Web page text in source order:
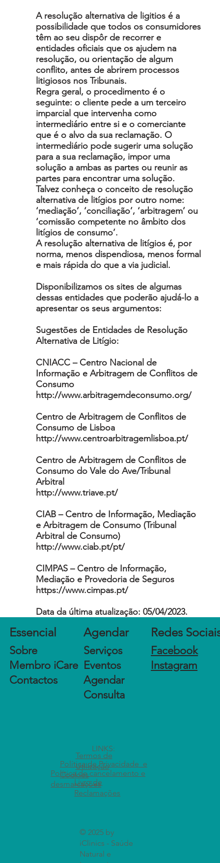
A resolução alternativa de ligitios é a
possibilidade que todos os consumidores
têm ao seu dispôr de recorrer e
entidades oficiais que os ajudem na
resolução, ou orientação de algum
conflito, antes de abrirem processos
litigiosos nos Tribunais.
Regra geral, o procedimento é o
seguinte: o cliente pede a um terceiro
imparcial que intervenha como
intermediário entre si e o comerciante
que é o alvo da sua reclamação. O
intermediário pode sugerir uma solução
para a sua reclamação, impor uma
solução a ambas as partes ou reunir as
partes para encontrar uma solução.
Talvez conheça o conceito de resolução
alternativa de litígios por outro nome:
‘mediação’, ‘conciliação’, ‘arbitragem’ ou
‘comissão competente no âmbito dos
litígios de consumo’.
A resolução alternativa de litígios é, por
norma, menos dispendiosa, menos formal
e mais rápida do que a via judicial.
Disponibilizamos os sites de algumas
dessas entidades que poderão ajudá-lo a
apresentar os seus argumentos:
Sugestões de Entidades de Resolução
Alternativa de Litígio:
CNIACC – Centro Nacional de
Informação e Arbitragem de Conflitos de
Consumo
http://www.arbitragemdeconsumo.org/
Centro de Arbitragem de Conflitos de
Consumo de Lisboa
http://www.centroarbitragemlisboa.pt/
Centro de Arbitragem de Conflitos de
Consumo do Vale do Ave/Tribunal
Arbitral
http://www.triave.pt/
CIAB – Centro de Informação, Mediação
e Arbitragem de Consumo (Tribunal
Arbitral de Consumo)
http://www.ciab.pt/pt/
CIMPAS – Centro de Informação,
Mediação e Provedoria de Seguros
https://www.cimpas.pt/
Data da última atualização: 05/04/2023.
Essencial
Sobre
Membro iCare
Contactos
Agendar
Serviços
Eventos
Agendar
Consulta
Redes
Facebook
Instagram
Política de Privacidade e
Cookies
LINKS:
Política de cancelamento e
desmarcações
Termos de
Utilização
Livro de
Reclamações
© 2025 by
iClinics - Saúde
Natural e